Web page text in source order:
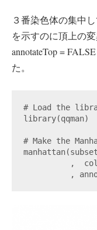
３番染色体の集中
を示すのに頂上の
annotateTop =
た。
# Load the
library(qqman)
# Make the
,